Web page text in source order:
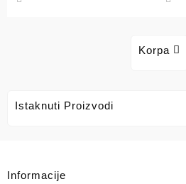
Korpa
Istaknuti Proizvodi
Informacije